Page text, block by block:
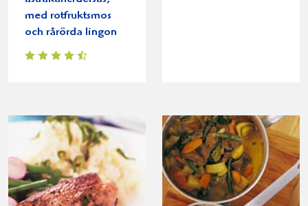
med rotfruktsmos
och rårörda lingon